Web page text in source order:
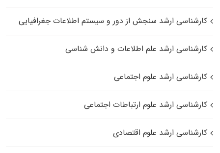
کارشناسی ارشد سنجش از دور و سیستم اطلاعات جغرافیایی
کارشناسی ارشد علم اطلاعات و دانش شناسی
کارشناسی ارشد علوم اجتماعی
کارشناسی ارشد علوم ارتباطات اجتماعی
کارشناسی ارشد علوم اقتصادی